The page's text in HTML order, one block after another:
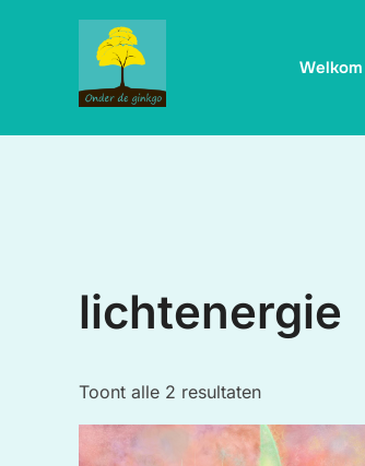
Welkom
lichtenergie
Toont alle 2 resultatenGesorteerd
op
prijs: